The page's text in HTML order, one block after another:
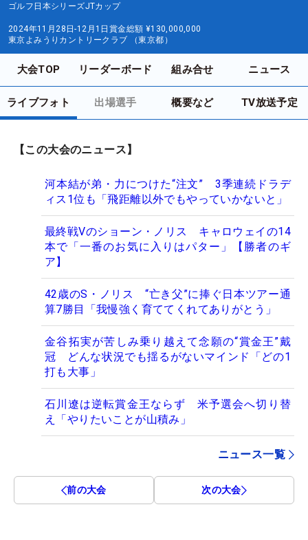
ゴルフ日本シリーズJTカップ
2024年11月28日-12月1日 賞金総額 ¥130,000,000
東京よみうりカントリークラブ （東京都）
大会TOP リーダーボード 組み合せ ニュース
ライブフォト 出場選手 概要など TV放送予定
【この大会のニュース】
河本結が弟・力につけた“注文” 3季連続ドラデ
ィス1位も「飛距離以外でもやっていかないと」
最終戦Vのショーン・ノリス キャロウェイの14
本で「一番のお気に入りはパター」【勝者のギ
ア】
42歳のS・ノリス “亡き父”に捧ぐ日本ツアー通
算7勝目「我慢強く育ててくれてありがとう」
金谷拓実が苦しみ乗り越えて念願の“賞金王”戴
冠 どんな状況でも揺るがないマインド「どの1
打も大事」
石川遼は逆転賞金王ならず 米予選会へ切り替
え「やりたいことが山積み」
ニュース一覧
前の大会 次の大会